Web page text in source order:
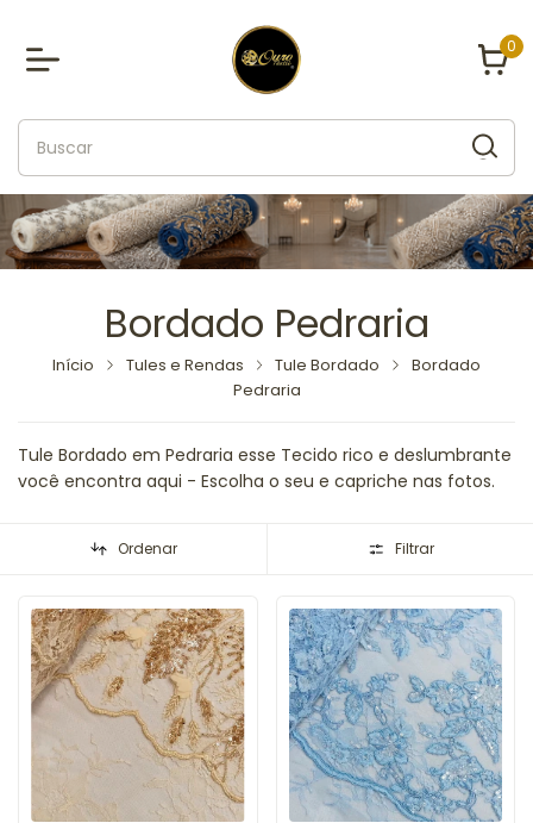
0
Bordado Pedraria
Início Tules e Rendas Tule Bordado
Bordado
Pedraria
Tule Bordado em Pedraria esse Tecido rico e deslumbrante
você encontra aqui - Escolha o seu e capriche nas fotos.
Ordenar Filtrar